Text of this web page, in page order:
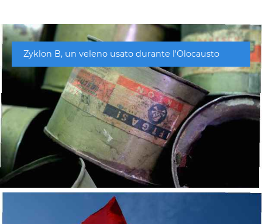
Zyklon B, un veleno usato durante l'Olocausto